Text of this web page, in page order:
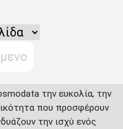
την ευκολία, την
που προσφέρουν
την ισχύ ενός